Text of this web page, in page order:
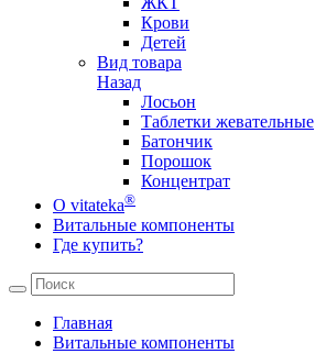
Крови
Детей
Вид товара
Назад
Лосьон
Таблетки жевательные
Батончик
Порошок
Концентрат
О vitateka®
Витальные компоненты
Где купить?
Главная
Витальные компоненты